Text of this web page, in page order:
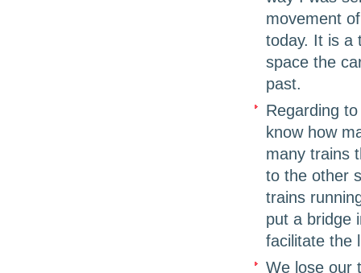
movement
today. It is a
space the
past.
Regarding
know how
many trains
to the other
trains
put a bridge
facilitate the
We lose our